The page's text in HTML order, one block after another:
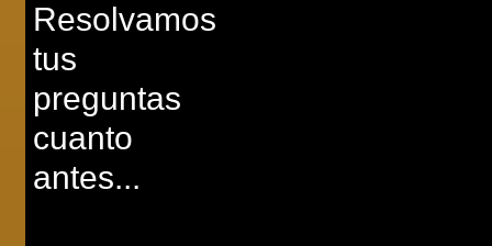
Resolvamos
tus
preguntas
cuanto
antes...